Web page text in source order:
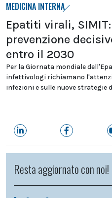
MEDICINA INTERNA
Epatiti virali,
prevenzione
entro il 2030
Per la Giornata mondiale
infettivologi richiamano
infezioni e sulle nuove strategie
Resta aggiornato con noi!